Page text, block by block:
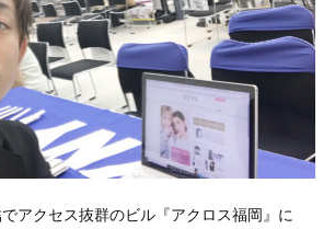
アクセス抜群のビル『アクロス福岡』に